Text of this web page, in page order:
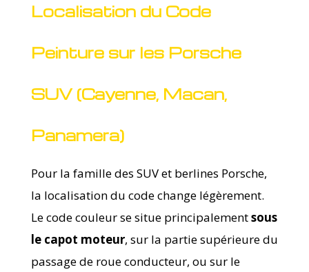
Localisation du Code
Peinture sur les Porsche
SUV (Cayenne, Macan,
Panamera)
Pour la famille des SUV et berlines Porsche,
la localisation du code change légèrement.
Le code couleur se situe principalementsous
le capot moteur, sur la partie supérieure du
passage de roue conducteur, ou sur le